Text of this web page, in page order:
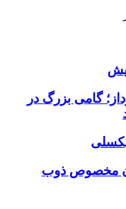
گامی بزرگ در
مخصوص ذوب